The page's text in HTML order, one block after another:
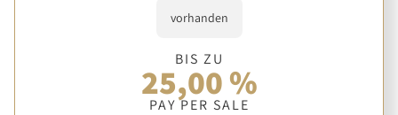
vorhanden
BIS ZU
25,00 %
PAY PER SALE